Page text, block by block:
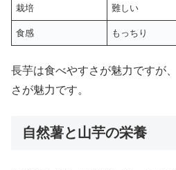
栽培 難しい
食感 もっちり
長芋は食べやすさが魅力ですが
さが魅力です。
自然薯と山芋の栄養